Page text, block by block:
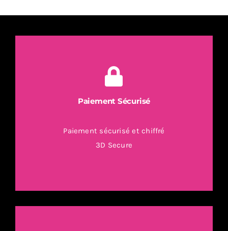
Paiement Sécurisé
Paiement sécurisé et chiffré
3D Secure